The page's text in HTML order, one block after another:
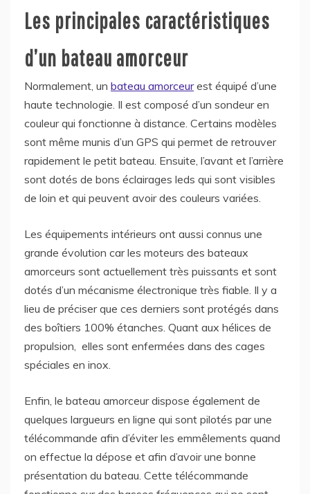
Les principales caractéristiques
d’un bateau amorceur
Normalement, un bateau amorceurest équipé d’une
haute technologie. Il est composé d’un sondeur en
couleur qui fonctionne à distance. Certains modèles
sont même munis d’un GPS qui permet de retrouver
rapidement le petit bateau. Ensuite, l’avant et l’arrière
sont dotés de bons éclairages leds qui sont visibles
de loin et qui peuvent avoir des couleurs variées.
Les équipements intérieurs ont aussi connus une
grande évolution car les moteurs des bateaux
amorceurs sont actuellement très puissants et sont
dotés d’un mécanisme électronique très fiable. Il y a
lieu de préciser que ces derniers sont protégés dans
des boîtiers 100% étanches. Quant aux hélices de
propulsion, elles sont enfermées dans des cages
spéciales en inox.
Enfin, le bateau amorceur dispose également de
quelques largueurs en ligne qui sont pilotés par une
télécommande afin d’éviter les emmêlements quand
on effectue la dépose et afin d’avoir une bonne
présentation du bateau. Cette télécommande